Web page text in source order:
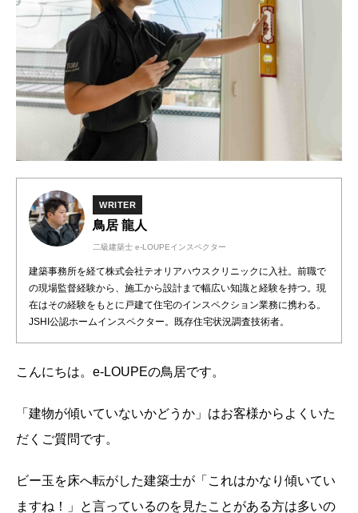
WRITER
鳥居 龍人
二級建築士 e-LOUPEインスペクター
建築事務所を経て株式会社テオリアハウスクリニックに入社。前職で
の現場監督経験から、施工から設計まで幅広い知識と経験を持つ。現
在はその経験をもとに戸建て住宅のインスペクション業務に携わる。
JSHI公認ホームインスペクター。既存住宅状況調査技術者。
こんにちは。e-LOUPEの鳥居です。
「建物が傾いていないかどうか」はお客様からよくいた
だくご質問です。
ビー玉を床へ転がした建築士が「これはかなり傾いてい
ますね！」と言っているのを見たことがある方は多いの